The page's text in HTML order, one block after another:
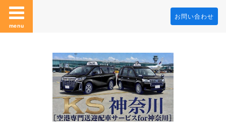
menu
お問い合わせ